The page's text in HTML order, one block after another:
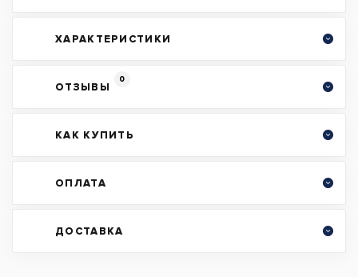
ХАРАКТЕРИСТИКИ
ОТЗЫВЫ
0
КАК КУПИТЬ
ОПЛАТА
ДОСТАВКА